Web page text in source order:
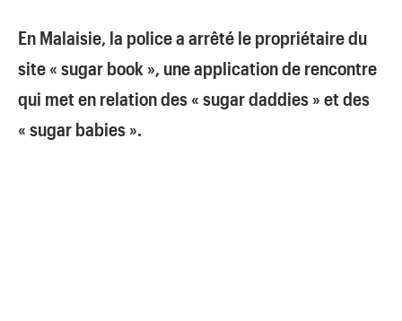
En Malaisie, la police a arrêté le propriétaire du
site « sugar book », une application de rencontre
qui met en relation des « sugar daddies » et des
« sugar babies ».